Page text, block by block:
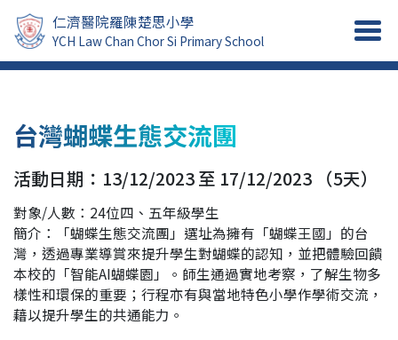
仁濟醫院羅陳楚思小學
YCH Law Chan Chor Si Primary School
台灣蝴蝶生態交流團
活動日期：13/12/2023 至 17/12/2023 （5天）
對象/人數：24位四、五年級學生
簡介：「蝴蝶生態交流團」選址為擁有「蝴蝶王國」的台
灣，透過專業導賞來提升學生對蝴蝶的認知，並把體驗回饋
本校的「智能AI蝴蝶園」。師生通過實地考察，了解生物多
樣性和環保的重要；行程亦有與當地特色小學作學術交流，
藉以提升學生的共通能力。